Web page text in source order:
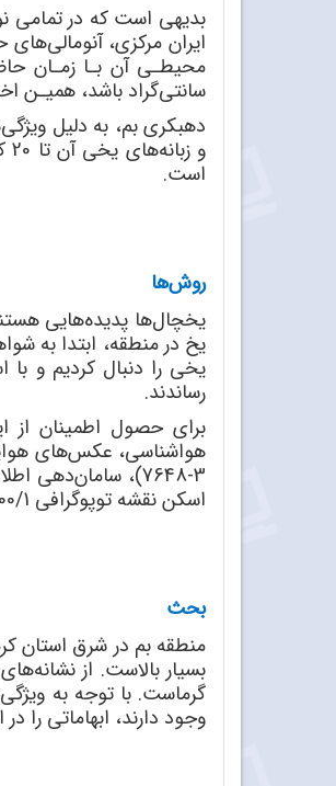
بدیهی است که در تمامی
سانتی‌گراد باشد، همیـن اختلاف بـرای دشتـی در
دهبکری بم، به دلیل
است.
روش‌ها
یخچال‌ها پدیده‌هایی
یخ در منطقه، ابتدا به
یخی را دنبال کردیم و
رساندند.
برای حصول اطمینان از
3-7648)، سامان‌دهی اطلاعات با تبدیل اطلاعات تصویری به رقومی با نرم‌افزار «سورفر»
اسکن نقشه توپوگرافی 50000/1 محدوده حوضه با نرم‌افزار «کد»
بحث
منطقه بم در شرق استان
بسیار بالاست. از
گرماست. با توجه به
وجود دارند، ابهاماتی را